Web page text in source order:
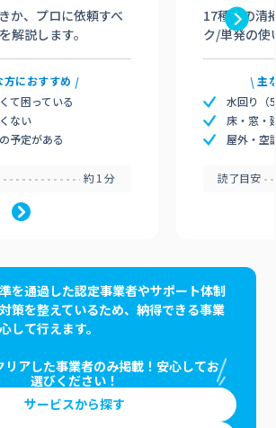
か、プロに依頼すべ
解説します。
方におすすめ
て困っている
ない
予定がある
約1分
17種類の清
ク/単発の使
主
水回り（
床・窓・
屋外・空
読了目安
を通過した認定事業者やサポート体制
策を整えているため、納得できる事業
して行えます。
リアした事業者のみ掲載！安心してお
選びください！
サービスから探す